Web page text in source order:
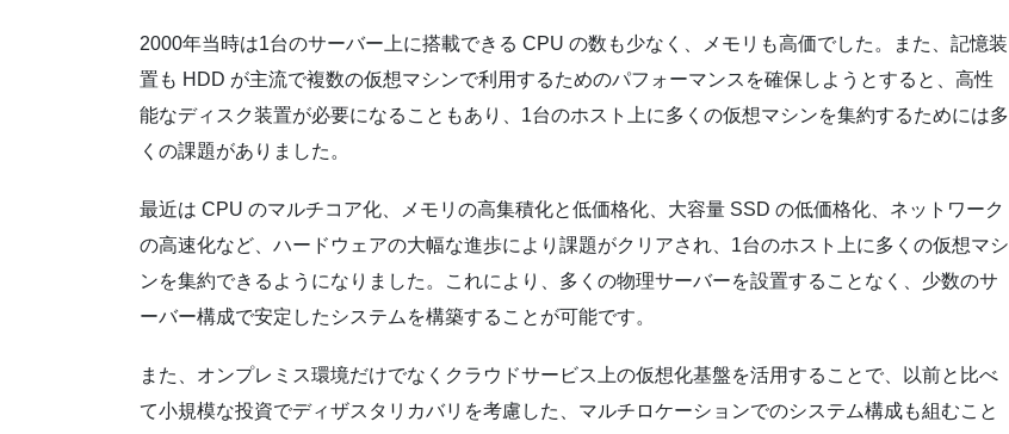
2000年当時は1台のサーバー上に搭載できる CPU の数も少なく、メモリも高価でした。また、記憶装
置も HDD が主流で複数の仮想マシンで利用するためのパフォーマンスを確保しようとすると、高性
能なディスク装置が必要になることもあり、1台のホスト上に多くの仮想マシンを集約するためには多
くの課題がありました。
最近は CPU のマルチコア化、メモリの高集積化と低価格化、大容量 SSD の低価格化、ネットワーク
の高速化など、ハードウェアの大幅な進歩により課題がクリアされ、1台のホスト上に多くの仮想マシ
ンを集約できるようになりました。これにより、多くの物理サーバーを設置することなく、少数のサ
ーバー構成で安定したシステムを構築することが可能です。
また、オンプレミス環境だけでなくクラウドサービス上の仮想化基盤を活用することで、以前と比べ
て小規模な投資でディザスタリカバリを考慮した、マルチロケーションでのシステム構成も組むこと